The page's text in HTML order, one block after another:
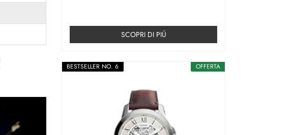
SCOPRI DI PIÚ
OFFERTA
BESTSELLER NO. 6